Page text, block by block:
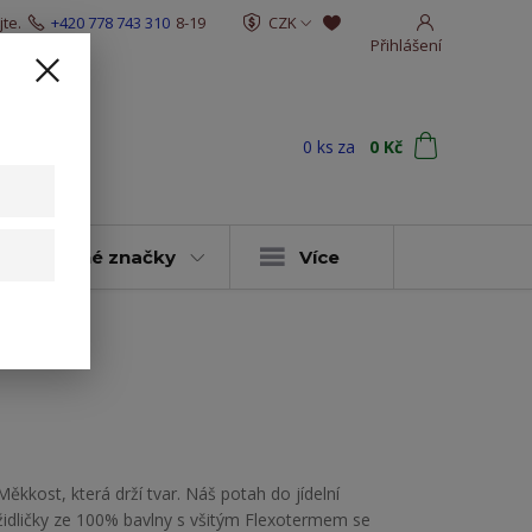
CZK
Přihlášení
+420 778 743 310 8-19
0 ks za 0 Kč
vybrané značky Více
která drží tvar. Náš potah do jídelní
ze 100% bavlny s všitým Flexotermem se